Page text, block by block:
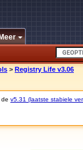
> Registry Life v3.06
v5.31 (laatste stabiele